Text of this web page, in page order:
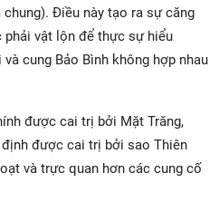
Điều này tạo ra sự căng
phải vật lộn để thực sự hiểu
cung Bảo Bình không hợp nhau
được cai trị bởi Mặt Trăng,
được cai trị bởi sao Thiên
và trực quan hơn các cung cố